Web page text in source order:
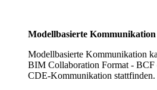
Modellbasierte
Modellbasierte Kommunikation
BIM Collaboration Format - BCF
CDE-Kommunikation stattfinden.